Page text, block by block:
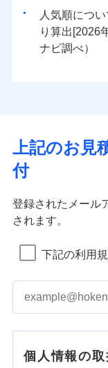
人気順につ
り算出[
ナビ調べ）
上記のお見
付
登録されたメール
されます。
下記の利用
個人情報の